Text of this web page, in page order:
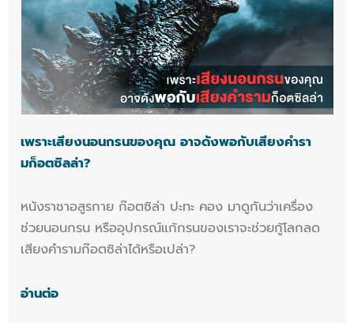
เพราะเสียงนอนกรนของคุณ อาจดังพอกับเสียงคำรา
มก็อตซิลล่า?
หนังราชาอสูรกาย ก๊อตซิล่า ปะทะ คอง มาดูกันว่าเครื่อง
ช่วยนอนกรน หรืออุปกรณ์แก้กรนของเราจะช่วยกู้โลกลด
เสียงคำรามก๊อตซิล่าได้หรือเปล่า?
อ่านต่อ